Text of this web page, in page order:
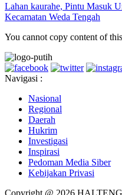
Lahan kaurahe, Pintu Masuk
Kecamatan Weda Tengah
You cannot copy content of
Navigasi :
Nasional
Regional
Daerah
Hukrim
Investigasi
Inspirasi
Pedoman Media Siber
Kebijakan Privasi
Copyright @ 2026